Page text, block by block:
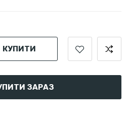
КУПИТИ
ЗАРАЗ